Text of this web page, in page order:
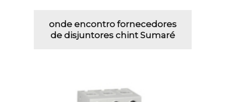
onde encontro fornecedores
de disjuntores chint Sumaré